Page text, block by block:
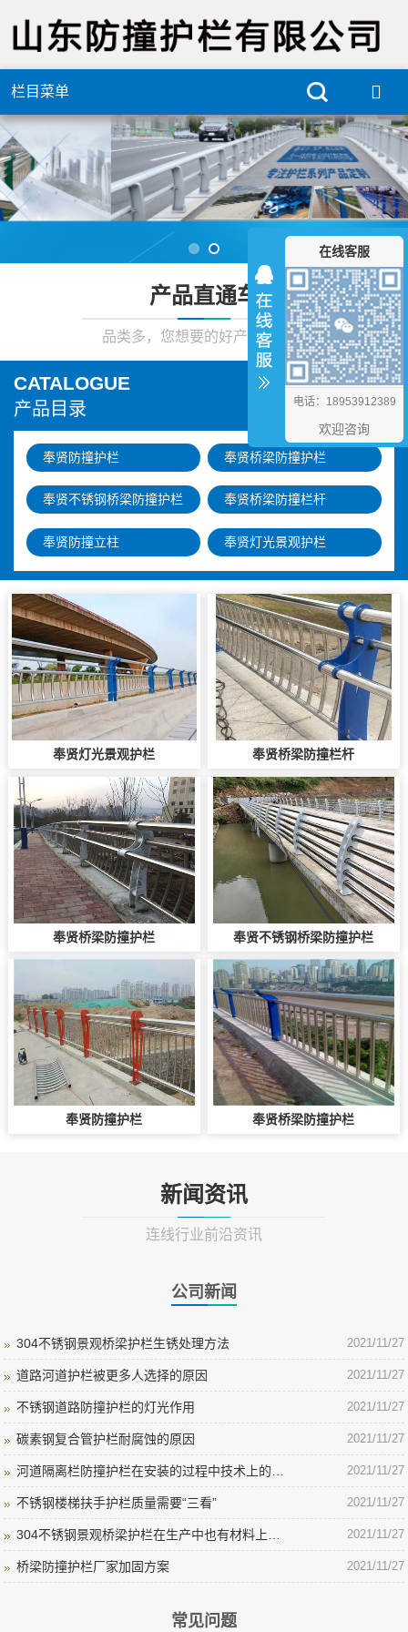
栏目菜单
产品直通车
品类多，您想要的好产品在这里
CATALOGUE
产品目录
奉贤防撞护栏 奉贤桥梁防撞护栏
奉贤不锈钢桥梁防撞护栏 奉贤桥梁防撞栏杆
奉贤防撞立柱 奉贤灯光景观护栏
奉贤灯光景观护栏 奉贤桥梁防撞栏杆
奉贤桥梁防撞护栏 奉贤不锈钢桥梁防撞护栏
奉贤防撞护栏 奉贤桥梁防撞护栏
新闻资讯
连线行业前沿资讯
公司新闻
304不锈钢景观桥梁护栏生锈处理方法 2021/11/27
道路河道护栏被更多人选择的原因 2021/11/27
不锈钢道路防撞护栏的灯光作用 2021/11/27
碳素钢复合管护栏耐腐蚀的原因 2021/11/27
2021/11/27
不锈钢楼梯扶手护栏质量需要“三看” 2021/11/27
2021/11/27
桥梁防撞护栏厂家加固方案 2021/11/27
常见问题
在线客服
电话：18953912389
欢迎咨询